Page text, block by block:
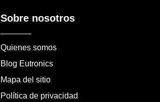
Sobre nosotros
Quienes somos
Blog Eutronics
Mapa del sitio
Política de privacidad